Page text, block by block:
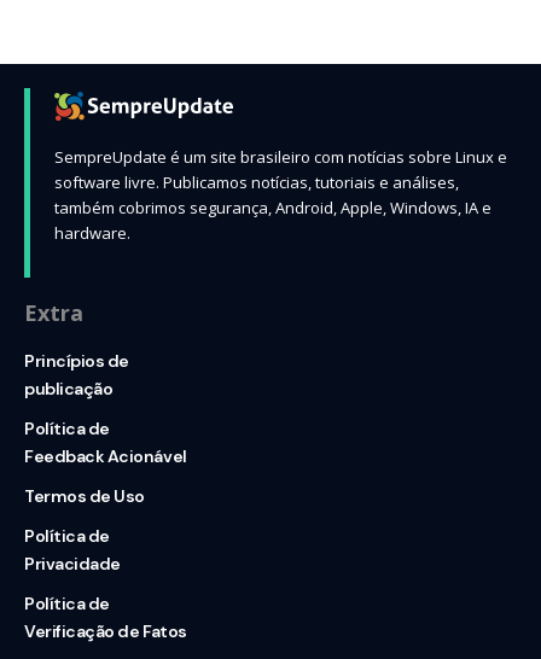
SempreUpdate é um site brasileiro com notícias sobre Linux e
software livre. Publicamos notícias, tutoriais e análises,
também cobrimos segurança, Android, Apple, Windows, IA e
hardware.
Extra
Princípios de
publicação
Política de
Feedback Acionável
Termos de Uso
Política de
Privacidade
Política de
Verificação de Fatos